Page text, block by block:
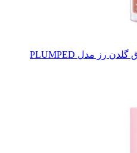
رژ لب مایع حجم دهنده براق گلدن رز مدل PLUMPED